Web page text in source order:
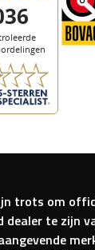
trots om
dealer te zijn